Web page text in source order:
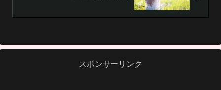
スポンサーリンク